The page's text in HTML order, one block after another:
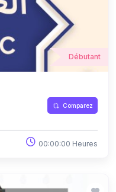
Débutant
Comparez
00:00:00 Heures